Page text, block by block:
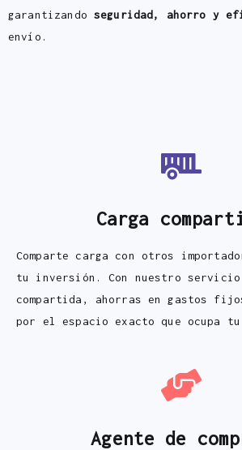
garantizando seguridad, ahorro y
envío.
Carga
Comparte carga con otros
tu inversión. Con nuestro servicio
compartida, ahorras en gastos
por el espacio exacto que ocupa
Agente de